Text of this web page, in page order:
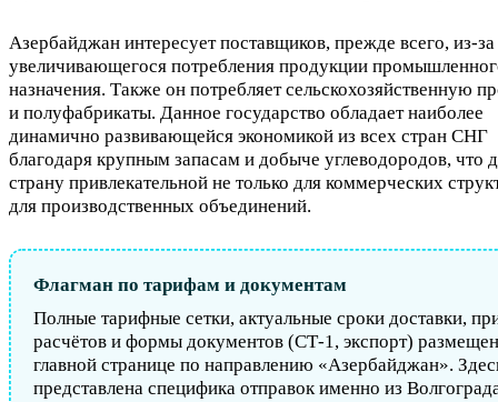
Азербайджан интересует поставщиков, прежде всего, из-за
увеличивающегося потребления продукции
назначения. Также он потребляет сельскохозяйственную
и полуфабрикаты. Данное государство обладает наиболее
динамично развивающейся экономикой из всех стран СНГ
благодаря крупным запасам и добыче углеводородов, что
страну привлекательной не только для коммерческих
для производственных объединений.
Флагман по тарифам и документам
Полные тарифные сетки, актуальные сроки доставки,
расчётов и формы документов (СТ-1, экспорт)
главной странице по направлению «Азербайджан».
представлена специфика отправок именно из